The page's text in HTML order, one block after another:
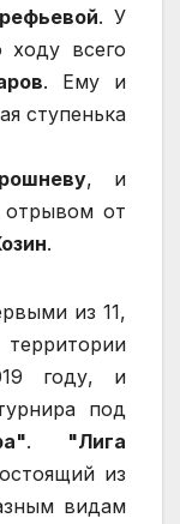
. У
всего
. Ему и
ступенька
, и
отрывом от
.
из 11,
году, и
под
. "Лига
из
видам